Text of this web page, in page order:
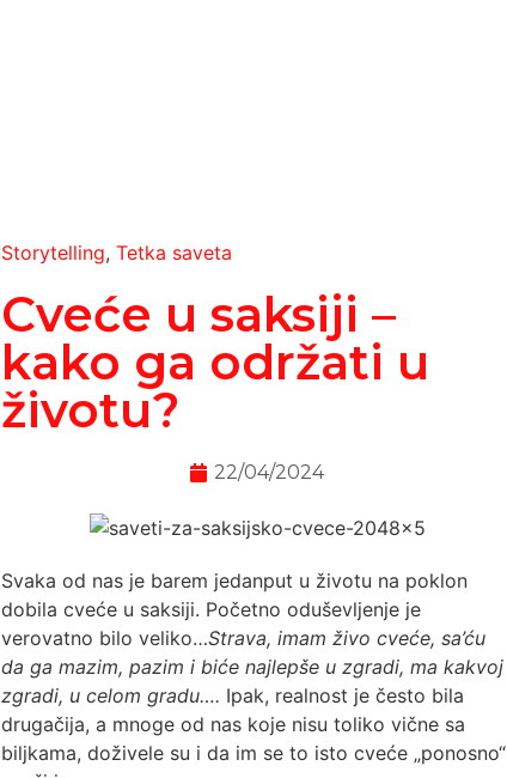
Storytelling, Tetka saveta
Cveće u saksiji –
kako ga održati u
životu?
22/04/2024
Svaka od nas je barem jedanput u životu na poklon
dobila cveće u saksiji. Početno oduševljenje je
verovatno bilo veliko…Strava, imam živo cveće, sa’ću
da ga mazim, pazim i biće najlepše u zgradi, ma kakvoj
zgradi, u celom gradu…. Ipak, realnost je često bila
drugačija, a mnoge od nas koje nisu toliko vične sa
biljkama, doživele su i da im se to isto cveće „ponosno“